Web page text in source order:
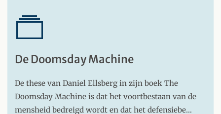
De Doomsday Machine
De these van Daniel Ellsberg in zijn boek The
Doomsday Machine is dat het voortbestaan van de
mensheid bedreigd wordt en dat het defensiebe…